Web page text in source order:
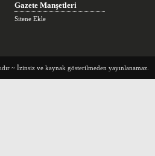
Gazete Manşetleri
Sitene Ekle
~ İzinsiz ve kaynak gösterilmeden yayınlanamaz.